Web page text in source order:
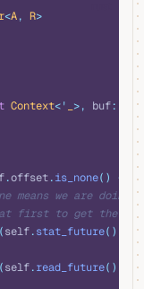
<A, R>
Context<' >, buf:
.offset.is_none()
{
means we are doing
first to get the
(self.stat_future())
(self.read_future())